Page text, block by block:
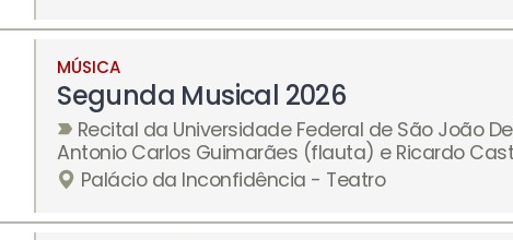
MÚSICA
Segunda Musical 2026
Recital da Universidade Federal de São João
Antonio Carlos Guimarães (flauta) e Ricardo
Palácio da Inconfidência - Teatro